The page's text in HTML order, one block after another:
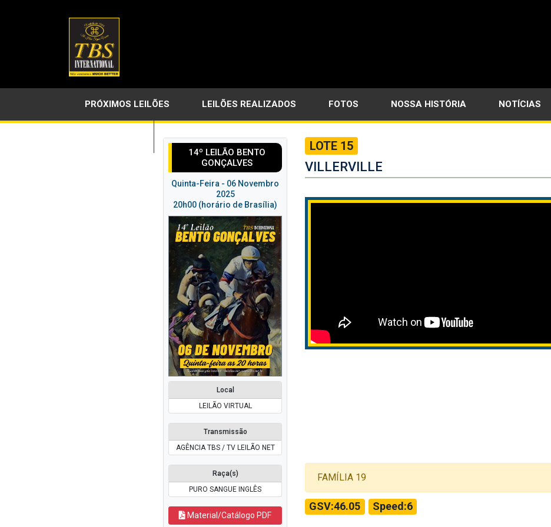
PRÓXIMOS LEILÕES LEILÕES REALIZADOS FOTOS NOSSA HISTÓRIA NOTÍCIAS
14º LEILÃO BENTO
GONÇALVES
Quinta-Feira - 06 Novembro
2025
20h00 (horário de Brasília)
Local
LEILÃO VIRTUAL
Transmissão
AGÊNCIA TBS / TV LEILÃO NET
Raça(s)
PURO SANGUE INGLÊS
Material/Catálogo PDF
LOTE 15
VILLERVILLE
FAMÍLIA 19
GSV:46.05 Speed:6